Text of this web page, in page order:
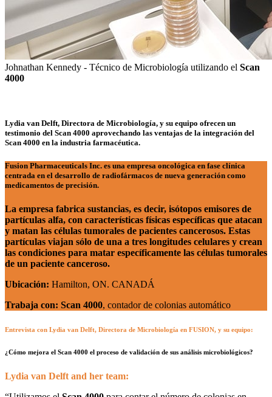
Johnathan Kennedy - Técnico de Microbiología utilizando el Scan
4000
Lydia van Delft, Directora de Microbiología, y su equipo ofrecen un
testimonio del Scan 4000 aprovechando las ventajas de la integración del
Scan 4000 en la industria farmacéutica.
Fusion Pharmaceuticals Inc. es una empresa oncológica en fase clínica
centrada en el desarrollo de radiofármacos de nueva generación como
medicamentos de precisión.
La empresa fabrica sustancias, es decir, isótopos emisores de
partículas alfa, con características físicas específicas que atacan
y matan las células tumorales de pacientes cancerosos. Estas
partículas viajan sólo de una a tres longitudes celulares y crean
las condiciones para matar específicamente las células tumorales
de un paciente canceroso.
Ubicación: Hamilton, ON. CANADÁ
Trabaja con: Scan 4000, contador de colonias automático
Entrevista con Lydia van Delft, Directora de Microbiología en FUSION, y su equipo:
¿Cómo mejora el Scan 4000 el proceso de validación de sus análisis microbiológicos?
Lydia van Delft and her team: